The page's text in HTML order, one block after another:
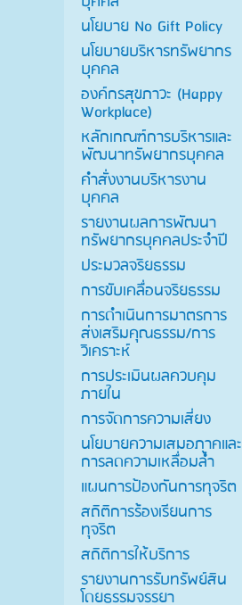
นโยบาย No Gift Policy
นโยบายบริหารทรัพยากร
บุคคล
องค์กรสุขภาวะ (Happy
Workplace)
หลักเกณฑ์การบริหารและ
พัฒนาทรัพยากรบุคคล
คำสั่งงานบริหารงาน
บุคคล
รายงานผลการพัฒนา
ทรัพยากรบุคคลประจำปี
ประมวลจริยธรรม
การขับเคลื่อนจริยธรรม
การดำเนินการมาตรการ
ส่งเสริมคุณธรรม/การ
วิเคราะห์
การประเมินผลควบคุม
ภายใน
การจัดการความเสี่ยง
นโยบายความเสมอภาคและ
การลดความเหลื่อมล้ำ
แผนการป้องกันการทุจริต
สถิติการร้องเรียนการ
ทุจริต
สถิติการให้บริการ
รายงานการรับทรัพย์สิน
โดยธรรมจรรยา